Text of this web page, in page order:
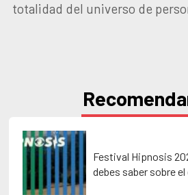
totalidad del universo de
Festival Hipnosis
debes saber sobre